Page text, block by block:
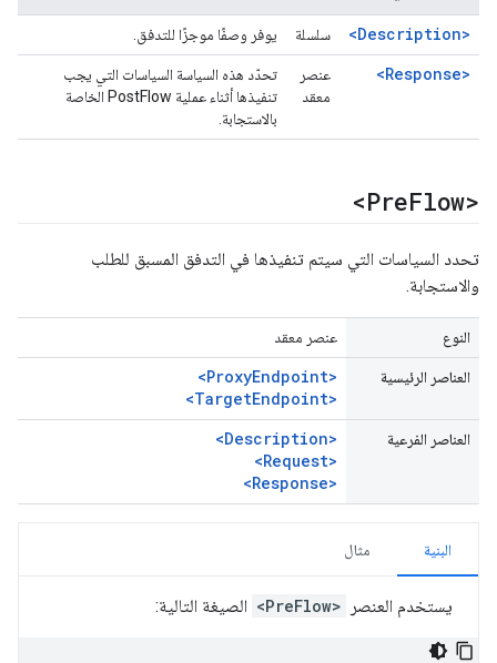
<Description> سلسلة يوفر وصفًا موجزًا للتدفق.
<Response>
عنصر
معقد
تحدّد هذه السياسة السياسات التي يجب
تنفيذها أثناء عملية PostFlow الخاصة
بالاستجابة.
<PreFlow>
تحدد السياسات التي سيتم تنفيذها في التدفق المسبق للطلب
والاستجابة.
النوع عنصر معقد
العناصر الرئيسية
<ProxyEndpoint>
<TargetEndpoint>
العناصر الفرعية
<Description>
<Request>
<Response>
البنية مثال
يستخدم العنصر <PreFlow> الصيغة التالية: